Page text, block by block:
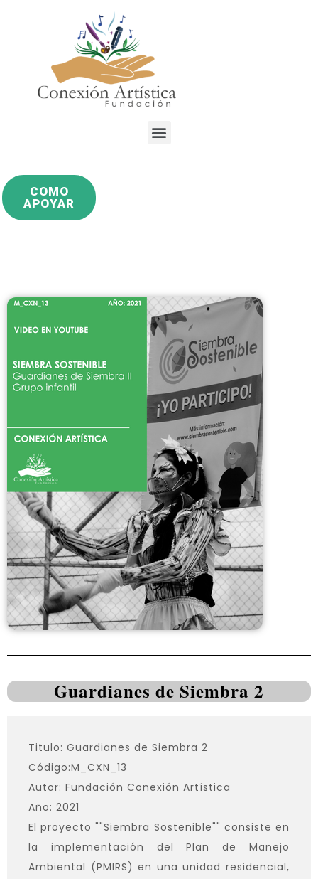
COMO
APOYAR
Guardianes de Siembra 2
Titulo: Guardianes de Siembra 2
Código:M_CXN_13
Autor: Fundación Conexión Artística
Año: 2021
El proyecto ""Siembra Sostenible"" consiste en
la implementación del Plan de Manejo
Ambiental (PMIRS) en una unidad residencial,